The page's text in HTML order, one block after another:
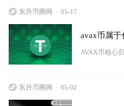
东升币圈网 05-17
avax币属
AVAX币核心
东升币圈网 05-02